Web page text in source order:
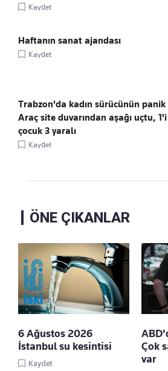
Kaydet
Haftanın sanat ajandası
Kaydet
Trabzon'da kadın sürücünün panik
Araç site duvarından aşağı uçtu, 1'i
çocuk 3 yaralı
Kaydet
ÖNE ÇIKANLAR
6 Ağustos 2026
İstanbul su kesintisi
Kaydet
Çok
var